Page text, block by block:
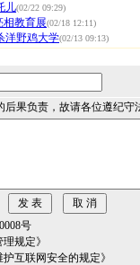
儿(02/22 09:29)
相教育展(02/18 12:11)
洋野鸡大学(02/13 09:13)
后果负责，故请各位遵纪守
号
规定》
互联网安全的规定》